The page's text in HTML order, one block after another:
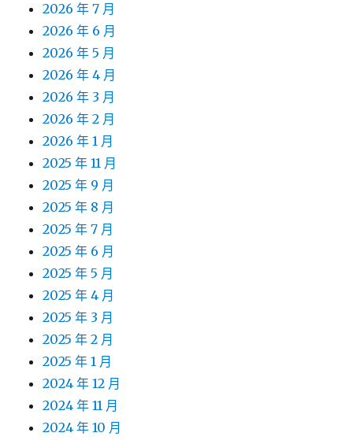
2026 年 7 月
2026 年 6 月
2026 年 5 月
2026 年 4 月
2026 年 3 月
2026 年 2 月
2026 年 1 月
2025 年 11 月
2025 年 9 月
2025 年 8 月
2025 年 7 月
2025 年 6 月
2025 年 5 月
2025 年 4 月
2025 年 3 月
2025 年 2 月
2025 年 1 月
2024 年 12 月
2024 年 11 月
2024 年 10 月